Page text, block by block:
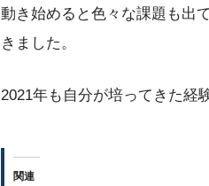
動き始めると色々な課題も出
きました。
2021年も自分が培ってきた経
関連